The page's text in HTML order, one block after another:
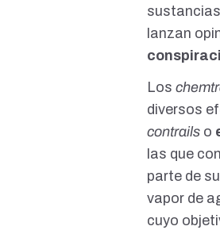
lanzan
Los
diversos
contrails o
las que
parte de
vapor de
cuyo